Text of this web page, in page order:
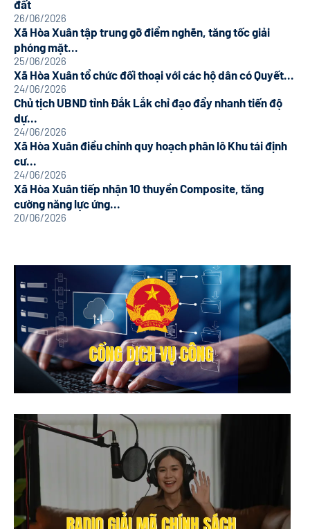
đất
26/06/2026
Xã Hòa Xuân tập trung gỡ điểm nghẽn, tăng tốc giải
phóng mặt...
25/06/2026
Xã Hòa Xuân tổ chức đối thoại với các hộ dân có Quyết...
24/06/2026
Chủ tịch UBND tỉnh Đắk Lắk chỉ đạo đẩy nhanh tiến độ
dự...
24/06/2026
Xã Hòa Xuân điều chỉnh quy hoạch phân lô Khu tái định
cư...
24/06/2026
Xã Hòa Xuân tiếp nhận 10 thuyền Composite, tăng
cường năng lực ứng...
20/06/2026